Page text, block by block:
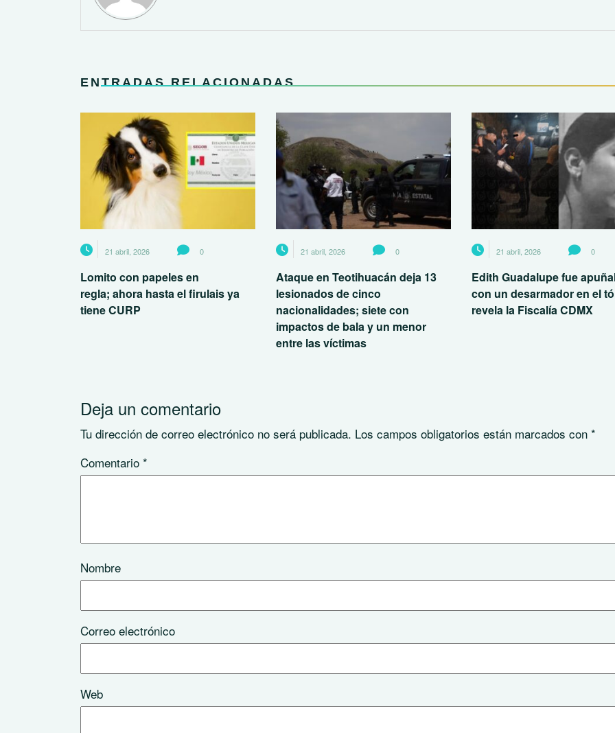
ENTRADAS RELACIONADAS
21 abril, 2026 0
Lomito con papeles en
regla; ahora hasta el firulais ya
tiene CURP
21 abril, 2026 0
Ataque en Teotihuacán deja 13
lesionados de cinco
nacionalidades; siete con
impactos de bala y un menor
entre las víctimas
21 abril, 2026 0
Edith Guadalupe fue
con un desarmador en el
revela la Fiscalía CDMX
Deja un comentario
Tu dirección de correo electrónico no será publicada. Los campos obligatorios están marcados con *
Comentario *
Nombre
Correo electrónico
Web